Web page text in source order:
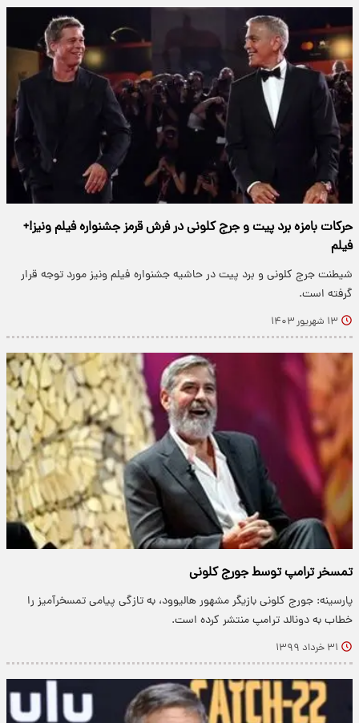
حرکات بامزه برد پیت و جرج کلونی در فرش قرمز جشنواره فیلم ونیز!+
فیلم
شیطنت جرج کلونی و برد پیت در حاشیه جشنواره فیلم ونیز مورد توجه قرار
گرفته است.
۱۳ شهریور ۱۴۰۳
تمسخر ترامپ توسط جورج کلونی
پارسینه: جورج کلونی بازیگر مشهور هالیوود، به تازگی پیامی تمسخرآمیز را
خطاب به دونالد ترامپ منتشر کرده است.
۳۱ خرداد ۱۳۹۹